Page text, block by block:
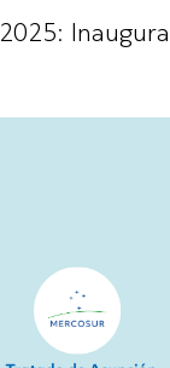
2025: